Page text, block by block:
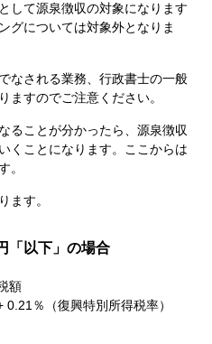
して源泉徴収の対象になります
グについては対象外となりま
なされる業務、行政書士の一般
ますのでご注意ください。
ることが分かったら、源泉徴収
くことになります。ここからは
。
ます。
「以下」の場合
額
％（復興特別所得税率）